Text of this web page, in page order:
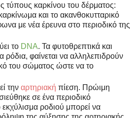
τύπους καρκίνου του δέρματος:
και το ακανθοκυτταρικό
με νέα έρευνα στο περιοδικό της
το DNA. Τα φυτοθρεπτικά και
ρόδια, φαίνεται να αλληλεπιδρούν
του σώματος ώστε να το
την αρτηριακή πίεση. Πρώιμη
σε ένα περιοδικό
εκχύλισμα ροδιού μπορεί να